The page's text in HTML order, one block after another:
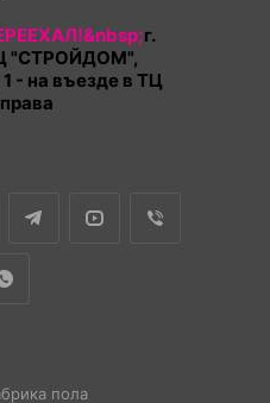
г.
"СТРОЙДОМ",
- на въезде в ТЦ
пола